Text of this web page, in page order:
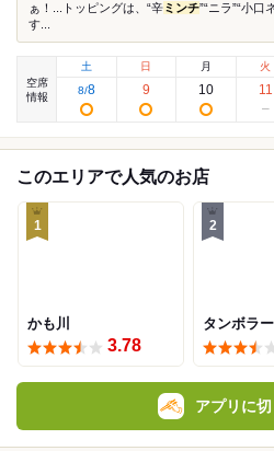
ぁ！...トッピングは、“辛ミンチ”“ニラ”“小
す...
空席
情報
土
8/8
日
9
月
10
火
11
このエリアで人気のお店
1
かも川
3.78
2
タンボラ
アプリに